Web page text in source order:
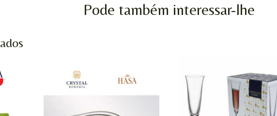
Pode também interessar-lhe